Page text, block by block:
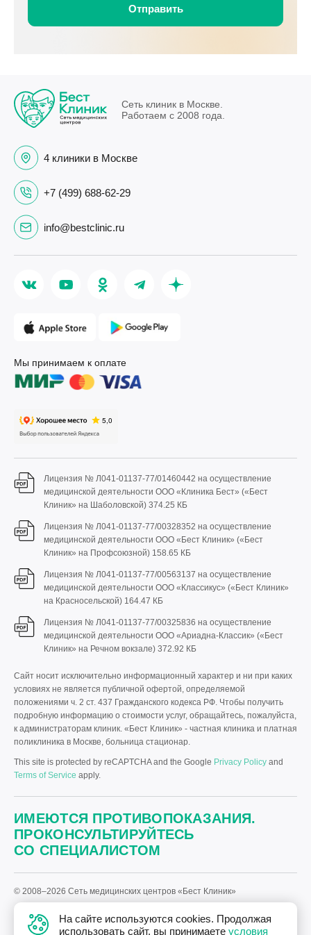
Сеть клиник в Москве.
Работаем с 2008 года.
4 клиники в Москве
+7 (499) 688-62-29
info@bestclinic.ru
Мы принимаем к оплате
Лицензия № Л041-01137-77/01460442 на осуществление
медицинской деятельности ООО «Клиника Бест» («Бест
Клиник» на Шаболовской) 374.25 КБ
Лицензия № Л041-01137-77/00328352 на осуществление
медицинской деятельности ООО «Бест Клиник» («Бест
Клиник» на Профсоюзной) 158.65 КБ
Лицензия № Л041-01137-77/00563137 на осуществление
медицинской деятельности ООО «Классикус» («Бест Клиник»
на Красносельской) 164.47 КБ
Лицензия № Л041-01137-77/00325836 на осуществление
медицинской деятельности ООО «Ариадна-Классик» («Бест
Клиник» на Речном вокзале) 372.92 КБ
Сайт носит исключительно информационный характер и ни при каких
условиях не является публичной офертой, определяемой
положениями ч. 2 ст. 437 Гражданского кодекса РФ. Чтобы получить
подробную информацию о стоимости услуг, обращайтесь, пожалуйста,
к администраторам клиник. «Бест Клиник» - частная клиника и платная
поликлиника в Москве, больница стационар.
This site is protected by reCAPTCHA and the Google Privacy Policy and
Terms of Service apply.
ИМЕЮТСЯ ПРОТИВОПОКАЗАНИЯ.
ПРОКОНСУЛЬТИРУЙТЕСЬ
СО СПЕЦИАЛИСТОМ
© 2008–2026 Сеть медицинских центров «Бест Клиник»
Политика «Бест Клиник» в отношении обработки персональных
данных.
На сайте используются cookies. Продолжая
использовать сайт, вы принимаете условия